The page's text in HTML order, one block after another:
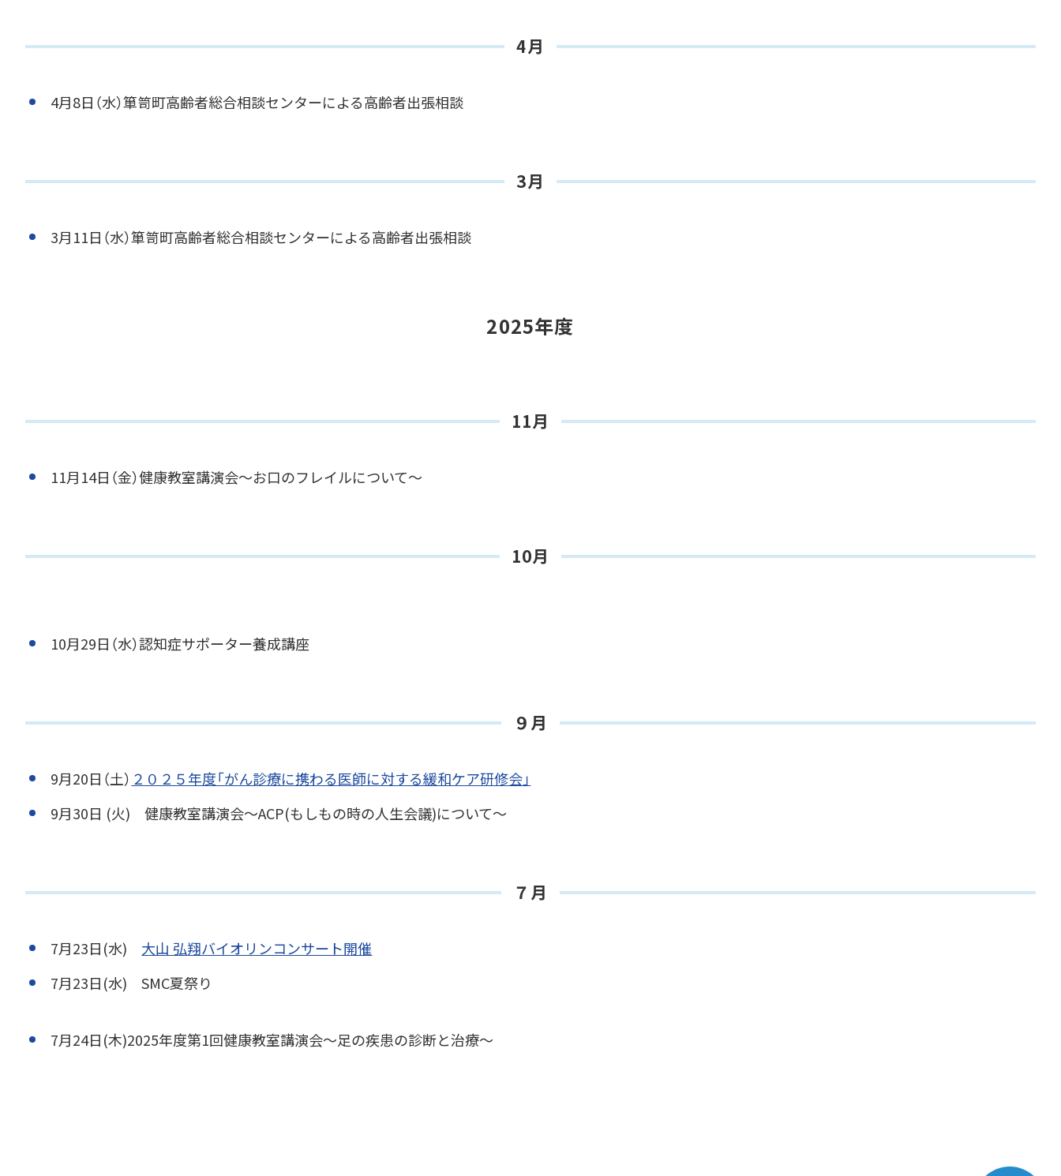
4月
4月8日（水）箪笥町高齢者総合相談センターによる高齢者出張相談
3月
3月11日（水）箪笥町高齢者総合相談センターによる高齢者出張相談
2025年度
11月
11月14日（金）健康教室講演会～お口のフレイルについて～
10月
10月29日（水）認知症サポーター養成講座
９月
9月20日（土） ２０２５年度「がん診療に携わる医師に対する緩和ケア研修会」
9月30日 (火) 健康教室講演会～ACP(もしもの時の人生会議)について～
７月
7月23日(水) 大山 弘翔バイオリンコンサート開催
7月23日(水) SMC夏祭り
7月24日(木)2025年度第1回健康教室講演会～足の疾患の診断と治療～